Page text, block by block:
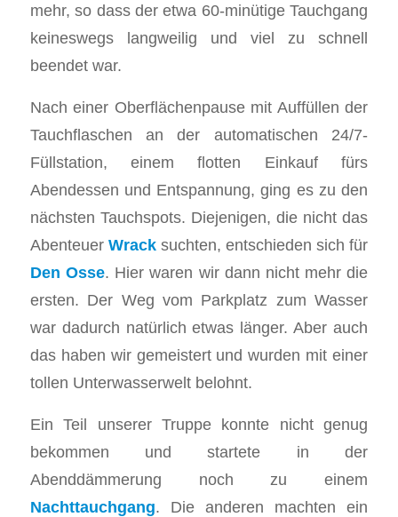
mehr, so dass der etwa 60-minütige Tauchgang
keineswegs langweilig und viel zu schnell
beendet war.
Nach einer Oberflächenpause mit Auffüllen der
Tauchflaschen an der automatischen 24/7-
Füllstation, einem flotten Einkauf fürs
Abendessen und Entspannung, ging es zu den
nächsten Tauchspots. Diejenigen, die nicht das
AbenteuerWracksuchten, entschieden sich für
Den Osse. Hier waren wir dann nicht mehr die
ersten. Der Weg vom Parkplatz zum Wasser
war dadurch natürlich etwas länger. Aber auch
das haben wir gemeistert und wurden mit einer
tollen Unterwasserwelt belohnt.
Ein Teil unserer Truppe konnte nicht genug
bekommen und startete in der
Abenddämmerung noch zu einem
Nachttauchgang. Die anderen machten ein